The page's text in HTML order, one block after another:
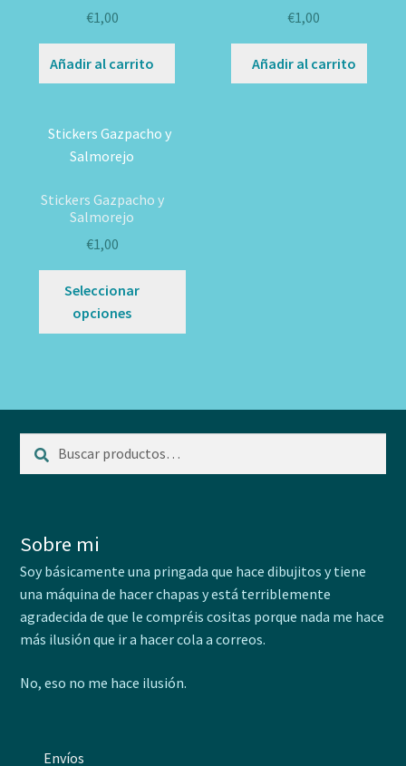
€1,00
Añadir al carrito
€1,00
Añadir al carrito
Stickers Gazpacho y
Salmorejo
€1,00
Seleccionar
opciones
se
de
producto
Buscar
Buscar
Sobre mi
Soy básicamente una pringada que hace dibujitos y tiene
una máquina de hacer chapas y está terriblemente
agradecida de que le compréis cositas porque nada me hace
más ilusión que ir a hacer cola a correos.
No, eso no me hace ilusión.
Envíos